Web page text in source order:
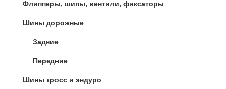
Флипперы, шипы, вентили, фиксаторы
Шины дорожные
Задние
Передние
Шины кросс и эндуро